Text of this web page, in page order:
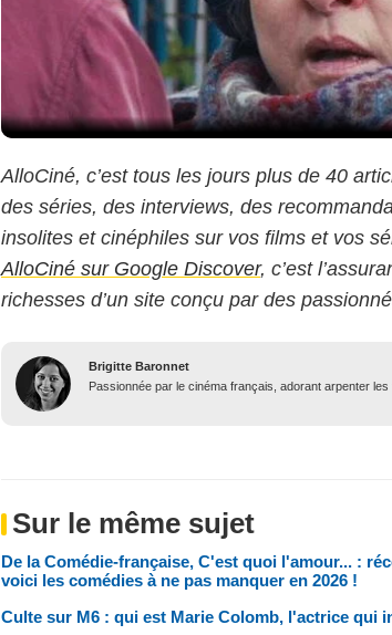
AlloCiné, c’est tous les jours plus de 40
des séries, des interviews, des
insolites et cinéphiles sur vos films et vos
AlloCiné sur Google Discover, c’est
richesses d’un site conçu par des
Brigitte Baronnet
Passionnée par le cinéma français, adorant arpenter
Sur le même sujet
De la Comédie-française, C'est quoi l'amour... :
voici les comédies à ne pas manquer en 2026 !
Culte sur M6 : qui est Marie Colomb, l'actrice qui